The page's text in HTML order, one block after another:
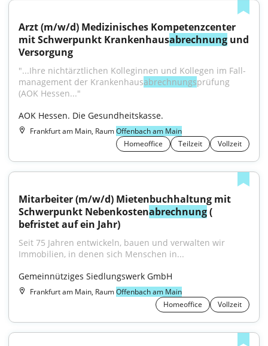
Arzt (m/w/d) Medizinisches Kompetenzcenter
mit Schwerpunkt Krankenhausabrechnung und
Versorgung
"...Ihre nicht­ärzt­lichen Kolleginnen und Kollegen im Fall­
management der Kranken­haus­abrechnungs­prüfung
(AOK Hessen..."
AOK Hessen. Die Gesundheitskasse.
Frankfurt am Main, RaumOffenbach am Main
Homeoffice
Teilzeit Vollzeit
Mitarbeiter (m/w/d) Mietenbuchhaltung mit
Schwerpunkt Nebenkostenabrechnung (
befristet auf ein Jahr)
Seit 75 Jahren entwickeln, bauen und verwalten wir
Immobilien, in denen sich Menschen in...
Gemeinnütziges Siedlungswerk GmbH
Frankfurt am Main, RaumOffenbach am Main
Homeoffice
Vollzeit